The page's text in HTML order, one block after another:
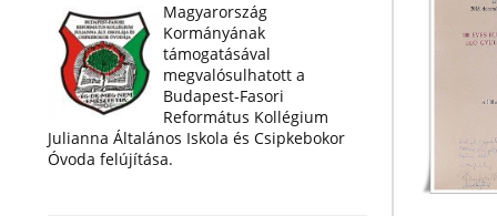
Magyarország
Kormányának
támogatásával
megvalósulhatott a
Budapest-Fasori
Református Kollégium
Julianna Általános Iskola és Csipkebokor
Óvoda felújítása.